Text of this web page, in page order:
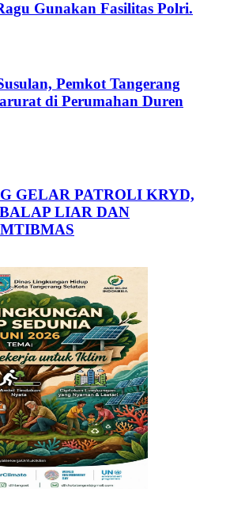
Gunakan Fasilitas Polri.
Pemkot Tangerang
di Perumahan Duren
GELAR PATROLI KRYD,
LIAR DAN